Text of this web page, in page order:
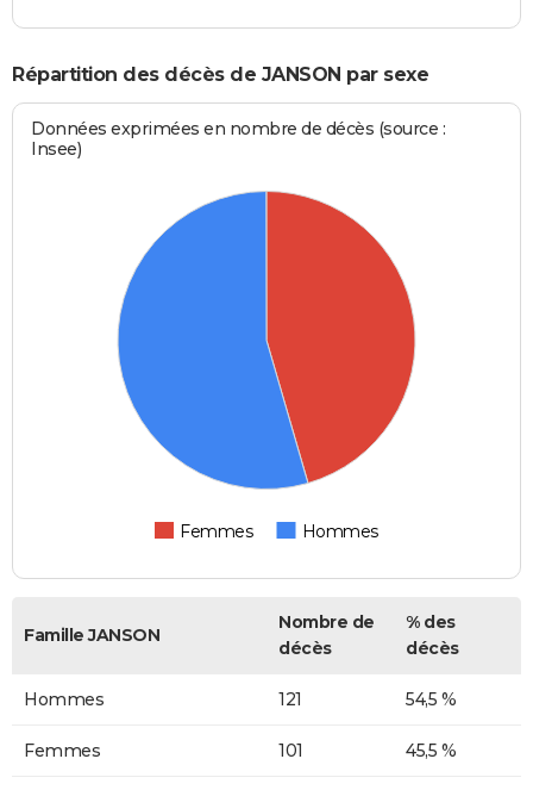
Répartition des décès de JANSON par sexe
Données exprimées en nombre de décès (source :
Insee)
Femmes Hommes
Famille JANSON
Nombre de
décès
% des
décès
Hommes 121 54,5 %
Femmes 101 45,5 %